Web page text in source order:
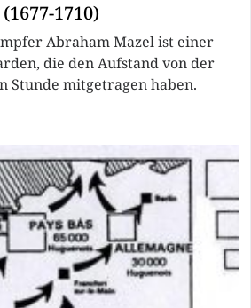
1710)
Abraham Mazel ist einer
die den Aufstand von der
Stunde mitgetragen haben.